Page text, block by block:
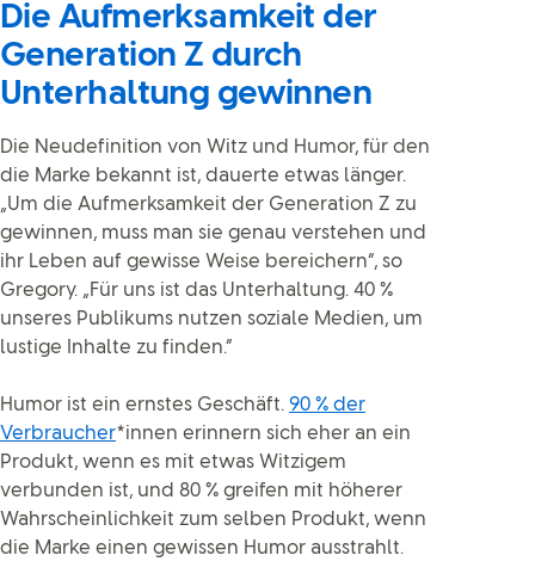
Die Aufmerksamkeit der
Generation Z durch
Unterhaltung gewinnen
Die Neudefinition von Witz und Humor, für den
die Marke bekannt ist, dauerte etwas länger.
„Um die Aufmerksamkeit der Generation Z zu
gewinnen, muss man sie genau verstehen und
ihr Leben auf gewisse Weise bereichern“, so
Gregory. „Für uns ist das Unterhaltung. 40 %
unseres Publikums nutzen soziale Medien, um
lustige Inhalte zu finden.”
Humor ist ein ernstes Geschäft. 90 % der
Verbraucher*innen erinnern sich eher an ein
Produkt, wenn es mit etwas Witzigem
verbunden ist, und 80 % greifen mit höherer
Wahrscheinlichkeit zum selben Produkt, wenn
die Marke einen gewissen Humor ausstrahlt.